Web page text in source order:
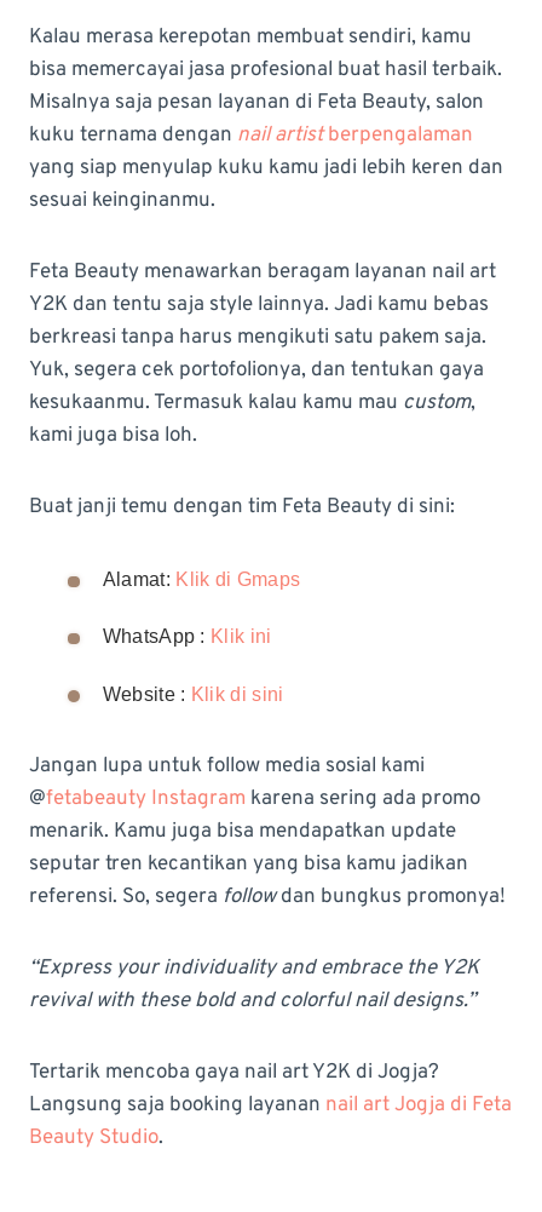
Kalau merasa kerepotan membuat sendiri, kamu
bisa memercayai jasa profesional buat hasil terbaik.
Misalnya saja pesan layanan di Feta Beauty, salon
kuku ternama dengan nail artistberpengalaman
yang siap menyulap kuku kamu jadi lebih keren dan
sesuai keinginanmu.
Feta Beauty menawarkan beragam layanan nail art
Y2K dan tentu saja style lainnya. Jadi kamu bebas
berkreasi tanpa harus mengikuti satu pakem saja.
Yuk, segera cek portofolionya, dan tentukan gaya
kesukaanmu. Termasuk kalau kamu mau custom,
kami juga bisa loh.
Buat janji temu dengan tim Feta Beauty di sini:
Alamat: Klik di Gmaps
WhatsApp : Klik ini
Website : Klik di sini
Jangan lupa untuk follow media sosial kami
@fetabeauty Instagram karena sering ada promo
menarik. Kamu juga bisa mendapatkan update
seputar tren kecantikan yang bisa kamu jadikan
referensi. So, segera followdan bungkus promonya!
“Express your individuality and embrace the Y2K
revival with these bold and colorful nail designs.”
Tertarik mencoba gaya nail art Y2K di Jogja?
Langsung saja booking layanan nail art Jogja di Feta
Beauty Studio.